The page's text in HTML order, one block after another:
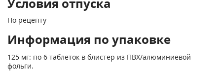
По рецепту
Информация по упаковке
125 мг: по 6 таблеток в блистер из ПВХ/алюминиевой
фольги.